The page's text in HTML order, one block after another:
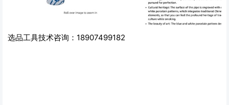
选品工具技术咨询：18907499182